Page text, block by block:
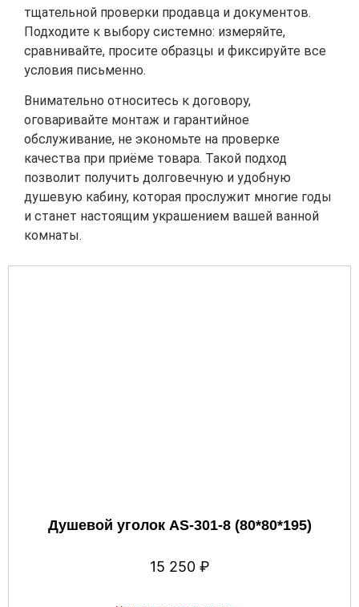
тщательной проверки продавца и документов.
Подходите к выбору системно: измеряйте,
сравнивайте, просите образцы и фиксируйте все
условия письменно.
Внимательно относитесь к договору,
оговаривайте монтаж и гарантийное
обслуживание, не экономьте на проверке
качества при приёме товара. Такой подход
позволит получить долговечную и удобную
душевую кабину, которая прослужит многие годы
и станет настоящим украшением вашей ванной
комнаты.
Душевой уголок AS-301-8 (80*80*195)
15 250 ₽